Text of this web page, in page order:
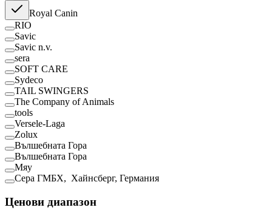
Royal Canin
RІО
Savic
Savic n.v.
sera
SOFT CARE
Sydeco
TAIL SWINGERS
The Company of Animals
tools
Versele-Laga
Zolux
Вълшебната Гора
Вълшебната Гора
Мяу
Сера ГМБХ, Хайнсберг, Германия
Ценови диапазон